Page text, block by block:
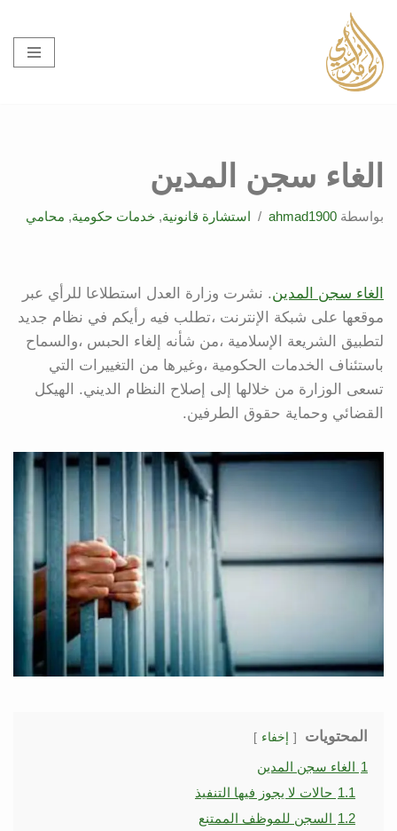
تخطى
إلى
المحتوى
الغاء سجن المدين
بواسطة ahmad1900 استشارة قانونية, خدمات حكومية, محامي
الغاء سجن المدين. نشرت وزارة العدل استطلاعا للرأي عبر
موقعها على شبكة الإنترنت ،تطلب فيه رأيكم في نظام جديد
لتطبيق الشريعة الإسلامية ،من شأنه إلغاء الحبس ،والسماح
باستئناف الخدمات الحكومية ،وغيرها من التغييرات التي
تسعى الوزارة من خلالها إلى إصلاح النظام الديني. الهيكل
القضائي وحماية حقوق الطرفين.
المحتويات إخفاء
1 الغاء سجن المدين
1.1 حالات لا يجوز فيها التنفيذ
1.2 السجن للموظف الممتنع